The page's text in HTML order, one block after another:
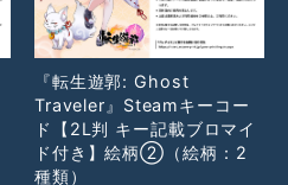
『転生遊郭: Ghost
Traveler』Steamキーコー
ド【2L判 キー記載ブロマイ
ド付き】絵柄②（絵柄：2
種類）